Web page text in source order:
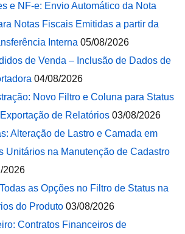
e NF-e: Envio Automático da Nota
Notas Fiscais Emitidas a partir da
Interna 05/08/2026
de Venda – Inclusão de Dados de
04/08/2026
Novo Filtro e Coluna para Status
de Relatórios 03/08/2026
Alteração de Lastro e Camada em
Unitários na Manutenção de Cadastro
2026
as Opções no Filtro de Status na
do Produto 03/08/2026
Contratos Financeiros de